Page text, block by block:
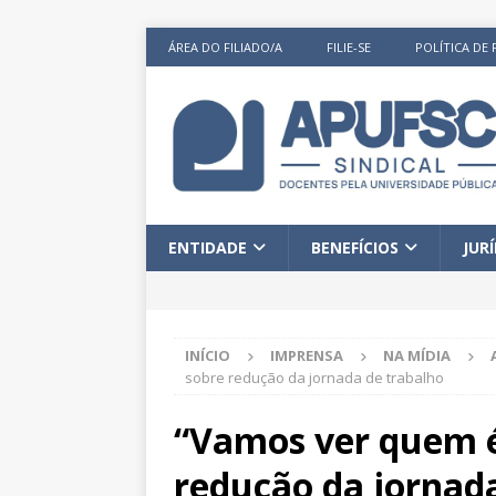
ÁREA DO FILIADO/A FILIE-SE POLÍTICA DE
ENTIDADE BENEFÍCIOS
INÍCIO IMPRENSA NA MÍDIA
sobre redução da jornada de trabalho
“Vamos ver quem
redução da